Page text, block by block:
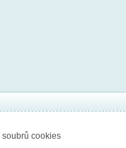
soubrů cookies